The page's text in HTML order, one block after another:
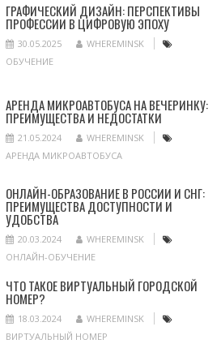
ГРАФИЧЕСКИЙ ДИЗАЙН: ПЕРСПЕКТИВЫ
ПРОФЕССИИ В ЦИФРОВУЮ ЭПОХУ
30.05.2025
WHEREMINSK
ОБУЧЕНИЕ
АРЕНДА МИКРОАВТОБУСА НА ВЕЧЕРИНКУ:
ПРЕИМУЩЕСТВА И НЕДОСТАТКИ
21.05.2024
WHEREMINSK
АРЕНДА МИКРОАВТОБУСА
ОНЛАЙН-ОБРАЗОВАНИЕ В РОССИИ И СНГ:
ПРЕИМУЩЕСТВА ДОСТУПНОСТИ И
УДОБСТВА
20.03.2024
WHEREMINSK
ОНЛАЙН-ОБУЧЕНИЕ
ЧТО ТАКОЕ ВИРТУАЛЬНЫЙ ГОРОДСКОЙ
НОМЕР?
18.03.2024
WHEREMINSK
ВИРТУАЛЬНЫЙ НОМЕР